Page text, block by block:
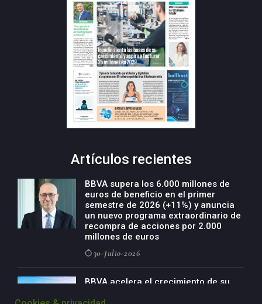
Artículos recientes
BBVA supera los 6.000 millones de
euros de beneficio en el primer
semestre de 2026 (+11%) y anuncia
un nuevo programa extraordinario de
recompra de acciones por 2.000
millones de euros
30-Julio-2026
BBVA acelera el crecimiento de su